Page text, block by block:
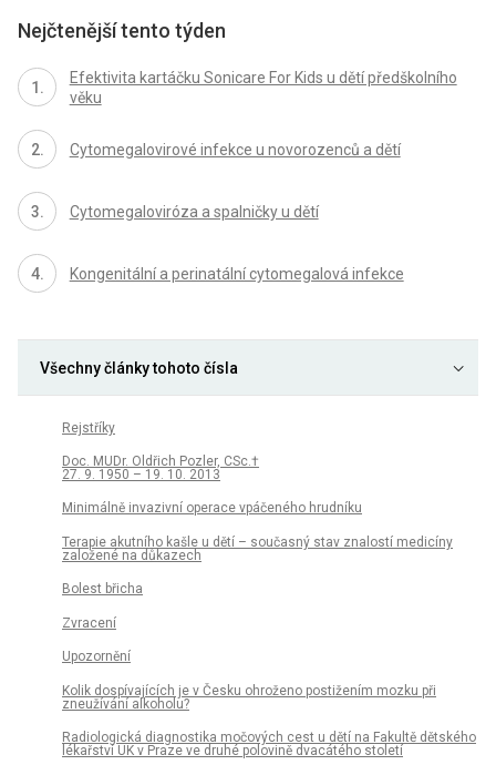
Nejčtenější tento týden
Efektivita kartáčku Sonicare For Kids u dětí předškolního
věku
Cytomegalovirové infekce u novorozenců a dětí
Cytomegaloviróza a spalničky u dětí
Kongenitální a perinatální cytomegalová infekce
Všechny články tohoto čísla
Rejstříky
Doc. MUDr. Oldřich Pozler, CSc.†
27. 9. 1950 – 19. 10. 2013
Minimálně invazivní operace vpáčeného hrudníku
Terapie akutního kašle u dětí – současný stav znalostí medicíny
založené na důkazech
Bolest břicha
Zvracení
Upozornění
Kolik dospívajících je v Česku ohroženo postižením mozku při
zneužívání alkoholu?
Radiologická diagnostika močových cest u dětí na Fakultě dětského
lékařství UK v Praze ve druhé polovině dvacátého století